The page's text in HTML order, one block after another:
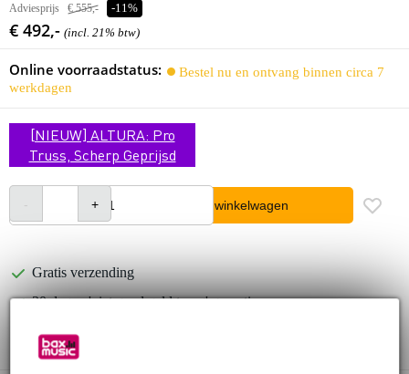
Adviesprijs € 555,- -11%
€ 492,- (incl. 21% btw)
Online voorraadstatus:
Bestel nu en ontvang binnen circa 7
werkdagen
[NIEUW] ALTURA: Pro
Truss, Scherp Geprijsd
In winkelwagen
Gratis verzending
30 dagen 'niet goed geld terug' garantie
3 jaar Bax Music garantie